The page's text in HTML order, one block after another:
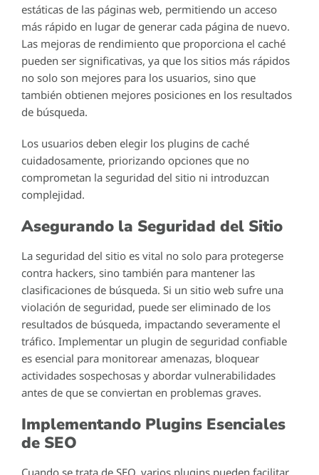
estáticas de las páginas web, permitiendo un acceso
más rápido en lugar de generar cada página de nuevo.
Las mejoras de rendimiento que proporciona el caché
pueden ser significativas, ya que los sitios más rápidos
no solo son mejores para los usuarios, sino que
también obtienen mejores posiciones en los resultados
de búsqueda.
Los usuarios deben elegir los plugins de caché
cuidadosamente, priorizando opciones que no
comprometan la seguridad del sitio ni introduzcan
complejidad.
Asegurando la Seguridad del Sitio
La seguridad del sitio es vital no solo para protegerse
contra hackers, sino también para mantener las
clasificaciones de búsqueda. Si un sitio web sufre una
violación de seguridad, puede ser eliminado de los
resultados de búsqueda, impactando severamente el
tráfico. Implementar un plugin de seguridad confiable
es esencial para monitorear amenazas, bloquear
actividades sospechosas y abordar vulnerabilidades
antes de que se conviertan en problemas graves.
Implementando Plugins Esenciales
de SEO
Cuando se trata de SEO, varios plugins pueden facilitar